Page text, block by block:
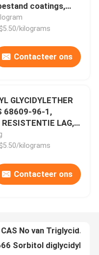
coatings,
BENOEMINGEN,
BENOEMINGEN,
BENOEMINGEN,
BENOEMINGEN,
kilograms
Contacteer ons
GLYCIDYLETHER
68609-96-1,
RESISTENTIE LAG,
TOOLING EN
GEBRUIKLICHE
kilograms
Contacteer ons
Epoxy Glycidyl Etherxy634 Pentaerythritol Tetraglycidyl Ether CAS No. 3126-63-4
De epoxy Glycidyl Ether CAS 17557 23 2 van Diglycidyl van de Etherxy678 Neopentyl Glycol
Epoxy Glycidyl Etherxy680 Allyl Glycidyl Ether CAS No. 106 92 3